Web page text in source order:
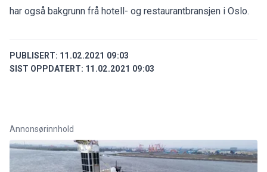
har også bakgrunn frå hotell- og restaurantbransjen i Oslo.
PUBLISERT: 11.02.2021 09:03
SIST OPPDATERT: 11.02.2021 09:03
Annonsørinnhold